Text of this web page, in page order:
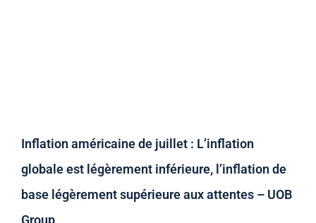
Inflation américaine de juillet : L’inflation
globale est légèrement inférieure, l’inflation de
base légèrement supérieure aux attentes – UOB